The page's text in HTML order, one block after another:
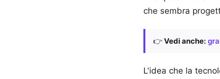
che sembra
👉 Vedi anche:
L'idea che la